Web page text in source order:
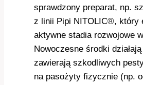
sprawdzony preparat, np.
z linii Pipi NITOLIC®, który
aktywne stadia rozwojowe
Nowoczesne środki
zawierają szkodliwych
na pasożyty fizycznie (np.